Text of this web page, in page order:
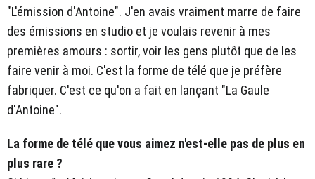
"L'émission d'Antoine". J'en avais vraiment marre de faire
des émissions en studio et je voulais revenir à mes
premières amours : sortir, voir les gens plutôt que de les
faire venir à moi. C'est la forme de télé que je préfère
fabriquer. C'est ce qu'on a fait en lançant "La Gaule
d'Antoine".
La forme de télé que vous aimez n'est-elle pas de plus en
plus rare ?